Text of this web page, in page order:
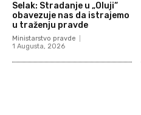
Selak: Stradanje u „Oluji“
obavezuje nas da istrajemo
u traženju pravde
Ministarstvo pravde
1 Augusta, 2026